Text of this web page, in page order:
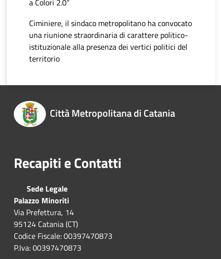
Ciminiere, il sindaco metropolitano ha convocato
una riunione straordinaria di carattere politico-
istituzionale alla presenza dei vertici politici del
territorio
Città Metropolitana di Catania
Recapiti e Contatti
Sede Legale
Palazzo Minoriti
Via Prefettura, 14
95124 Catania (CT)
Codice Fiscale: 00397470873
P.Iva: 00397470873